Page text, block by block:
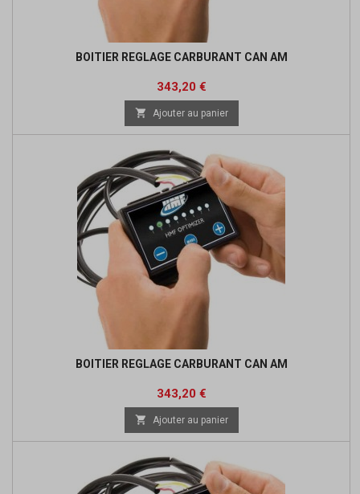
BOITIER REGLAGE CARBURANT CAN AM
Prix
343,20 €Prix
de
base
 Ajouter au panier
BOITIER REGLAGE CARBURANT CAN AM
Prix
343,20 €Prix
de
base
 Ajouter au panier